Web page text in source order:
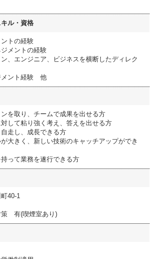
ル・資格
ントの経験
メントの経験
ン、エンジニア、ビジネスを横断したディレク
メント経験 他
ンを取り、チームで成果を出せる方
対して粘り強く考え、答えを出せる方
走し、成長できる方
大きく、新しい技術のキャッチアップができ
って業務を遂行できる方
40-1
有(喫煙室あり)